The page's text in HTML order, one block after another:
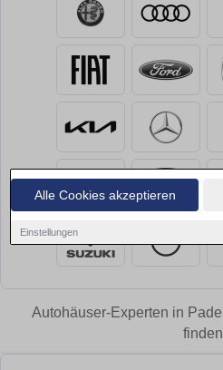
Alle Cookies akzeptieren
Einstellungen
Autohäuser-Experten in
finden